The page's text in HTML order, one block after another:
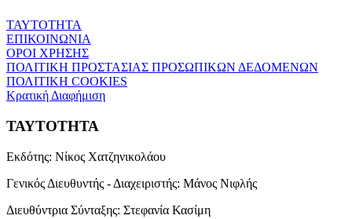
ΤΑΥΤΟΤΗΤΑ
ΕΠΙΚΟΙΝΩΝΙΑ
ΟΡΟΙ ΧΡΗΣΗΣ
ΠΟΛΙΤΙΚΗ ΠΡΟΣΤΑΣΙΑΣ ΠΡΟΣΩΠΙΚΩΝ ΔΕΔΟΜΕΝΩΝ
ΠΟΛΙΤΙΚΗ COOKIES
Κρατική Διαφήμιση
ΤΑΥΤΟΤΗΤΑ
Εκδότης: Νίκος Χατζηνικολάου
Γενικός Διευθυντής - Διαχειριστής: Μάνος Νιφλής
Διευθύντρια Σύνταξης: Στεφανία Κασίμη